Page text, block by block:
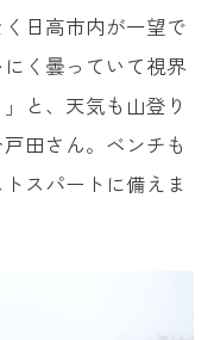
日高市内が一望で
く曇っていて視界
と、天気も山登り
田さん。ベンチも
スパートに備えま